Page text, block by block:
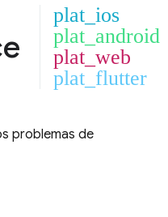
plat_ios
plat_android
plat_web
plat_flutter
problemas de